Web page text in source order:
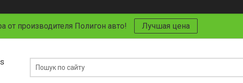
от производителя Полигон авто! Лучшая цена